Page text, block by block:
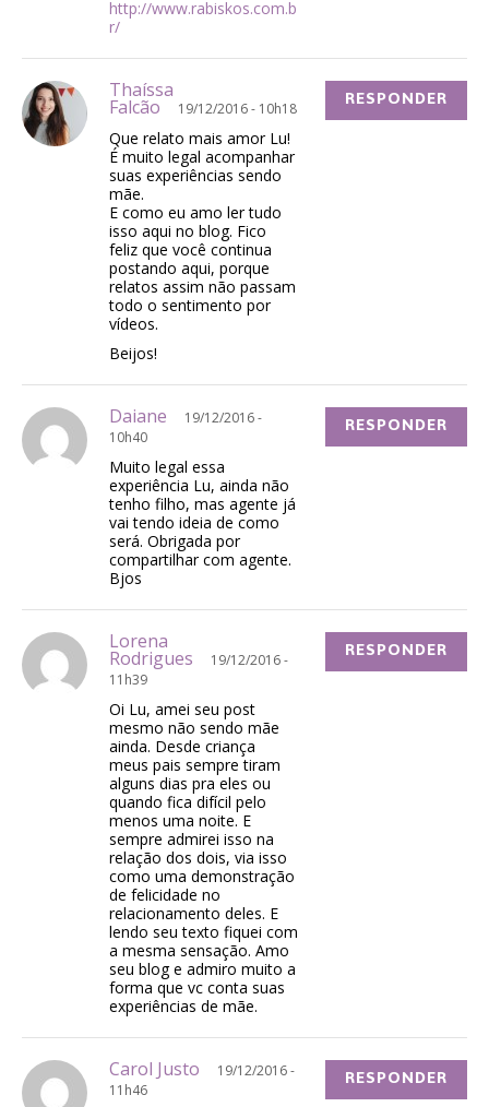
http://www.rabiskos.com.b
r/
Thaíssa
Falcão 19/12/2016 - 10h18
Que relato mais amor Lu!
É muito legal acompanhar
suas experiências sendo
mãe.
E como eu amo ler tudo
isso aqui no blog. Fico
feliz que você continua
postando aqui, porque
relatos assim não passam
todo o sentimento por
vídeos.
Beijos!
RESPONDER
Daiane
19/12/2016 -
10h40
Muito legal essa
experiência Lu, ainda não
tenho filho, mas agente já
vai tendo ideia de como
será. Obrigada por
compartilhar com agente.
Bjos
RESPONDER
Lorena
Rodrigues
19/12/2016 -
11h39
Oi Lu, amei seu post
mesmo não sendo mãe
ainda. Desde criança
meus pais sempre tiram
alguns dias pra eles ou
quando fica difícil pelo
menos uma noite. E
sempre admirei isso na
relação dos dois, via isso
como uma demonstração
de felicidade no
relacionamento deles. E
lendo seu texto fiquei com
a mesma sensação. Amo
seu blog e admiro muito a
forma que vc conta suas
experiências de mãe.
RESPONDER
Carol Justo
19/12/2016 -
11h46
RESPONDER